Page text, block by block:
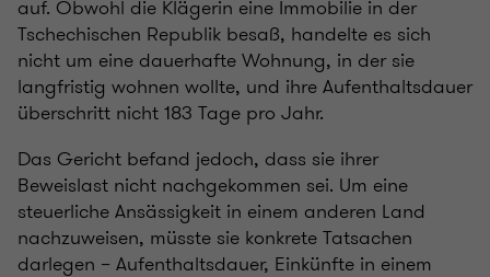
auf. Obwohl die Klägerin eine Immobilie in der
Tschechischen Republik besaß, handelte es sich
nicht um eine dauerhafte Wohnung, in der sie
langfristig wohnen wollte, und ihre Aufenthaltsdauer
überschritt nicht 183 Tage pro Jahr.
Das Gericht befand jedoch, dass sie ihrer
Beweislast nicht nachgekommen sei. Um eine
steuerliche Ansässigkeit in einem anderen Land
nachzuweisen, müsste sie konkrete Tatsachen
darlegen – Aufenthaltsdauer, Einkünfte in einem